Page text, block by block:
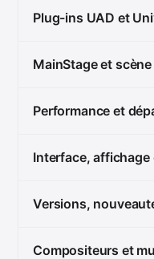
Plug-ins UAD et
MainStage et scène
Performance et
Interface,
Versions,
Compositeurs et